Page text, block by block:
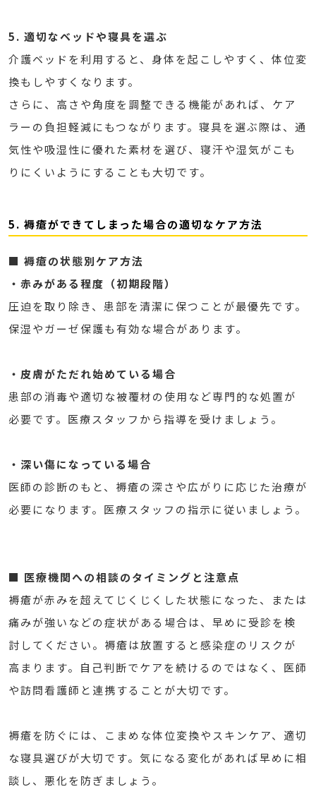
5. 適切なベッドや寝具を選ぶ
介護ベッドを利用すると、身体を起こしやすく、体位変
換もしやすくなります。
さらに、高さや角度を調整できる機能があれば、ケア
ラーの負担軽減にもつながります。寝具を選ぶ際は、通
気性や吸湿性に優れた素材を選び、寝汗や湿気がこも
りにくいようにすることも大切です。
5. 褥瘡ができてしまった場合の適切なケア方法
■ 褥瘡の状態別ケア方法
・赤みがある程度（初期段階）
圧迫を取り除き、患部を清潔に保つことが最優先です。
保湿やガーゼ保護も有効な場合があります。
・皮膚がただれ始めている場合
患部の消毒や適切な被覆材の使用など専門的な処置が
必要です。医療スタッフから指導を受けましょう。
・深い傷になっている場合
医師の診断のもと、褥瘡の深さや広がりに応じた治療が
必要になります。医療スタッフの指示に従いましょう。
■ 医療機関への相談のタイミングと注意点
褥瘡が赤みを超えてじくじくした状態になった、または
痛みが強いなどの症状がある場合は、早めに受診を検
討してください。褥瘡は放置すると感染症のリスクが
高まります。自己判断でケアを続けるのではなく、医師
や訪問看護師と連携することが大切です。
褥瘡を防ぐには、こまめな体位変換やスキンケア、適切
な寝具選びが大切です。気になる変化があれば早めに相
談し、悪化を防ぎましょう。